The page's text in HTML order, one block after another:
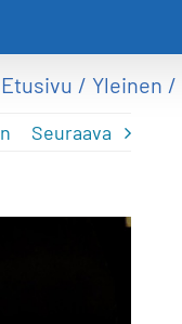
Etusivu Yleinen
Seuraava